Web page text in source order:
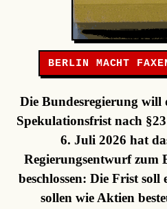
BERLIN MACHT
Die Bundesregierung
Spekulationsfrist nach
6. Juli 2026 hat
Regierungsentwurf zum
beschlossen: Die Frist
sollen wie Aktien